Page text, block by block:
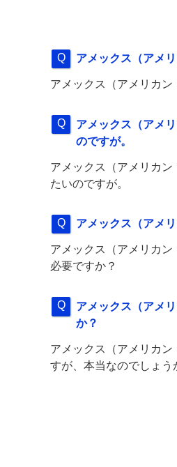
アメックス（アメ
アメックス（アメリカ
アメックス（アメ
のですが。
アメックス（アメリカ
たいのですが。
アメックス（アメ
アメックス（アメリカ
必要ですか？
アメックス（アメ
か？
アメックス（アメリカ
すが、本当なのでしょう